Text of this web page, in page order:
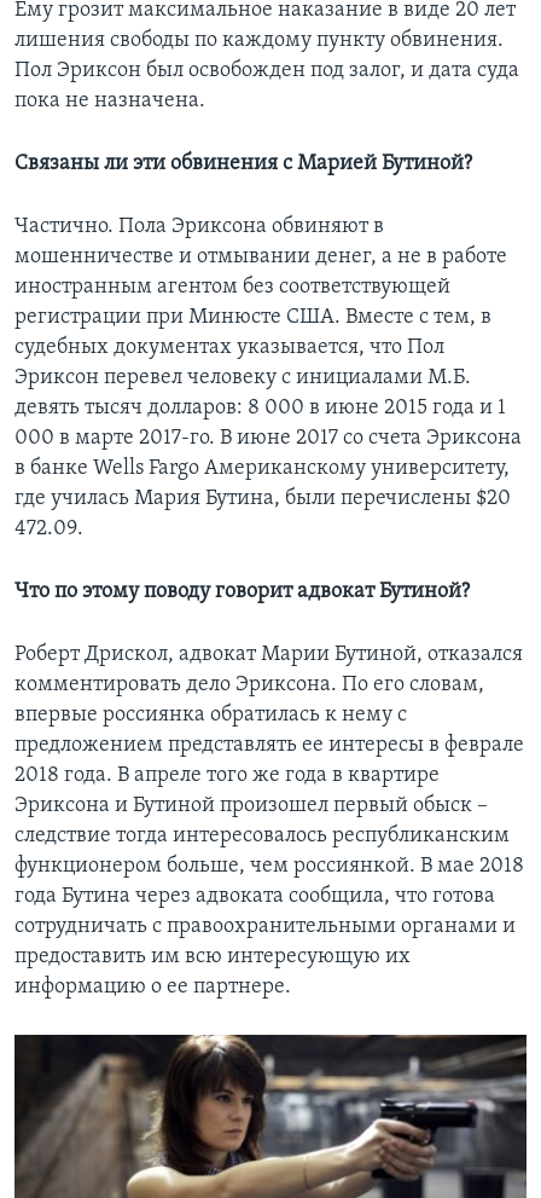
Ему грозит максимальное наказание в виде 20 лет
лишения свободы по каждому пункту обвинения.
Пол Эриксон был освобожден под залог, и дата суда
пока не назначена.
Связаны ли эти обвинения с Марией Бутиной?
Частично. Пола Эриксона обвиняют в
мошенничестве и отмывании денег, а не в работе
иностранным агентом без соответствующей
регистрации при Минюсте США. Вместе с тем, в
судебных документах указывается, что Пол
Эриксон перевел человеку с инициалами М.Б.
девять тысяч долларов: 8 000 в июне 2015 года и 1
000 в марте 2017-го. В июне 2017 со счета Эриксона
в банке Wells Fargo Американскому университету,
где училась Мария Бутина, были перечислены $20
472.09.
Что по этому поводу говорит адвокат Бутиной?
Роберт Дрискол, адвокат Марии Бутиной, отказался
комментировать дело Эриксона. По его словам,
впервые россиянка обратилась к нему с
предложением представлять ее интересы в феврале
2018 года. В апреле того же года в квартире
Эриксона и Бутиной произошел первый обыск –
следствие тогда интересовалось республиканским
функционером больше, чем россиянкой. В мае 2018
года Бутина через адвоката сообщила, что готова
сотрудничать с правоохранительными органами и
предоставить им всю интересующую их
информацию о ее партнере.